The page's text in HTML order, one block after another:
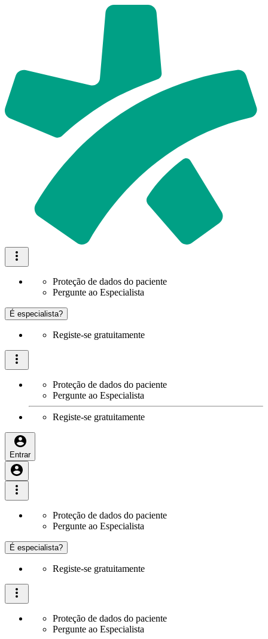
Proteção de dados do paciente
Pergunte ao Especialista
É especialista?
Registe-se gratuitamente
Proteção de dados do paciente
Pergunte ao Especialista
Registe-se gratuitamente
Entrar
Proteção de dados do paciente
Pergunte ao Especialista
É especialista?
Registe-se gratuitamente
Proteção de dados do paciente
Pergunte ao Especialista